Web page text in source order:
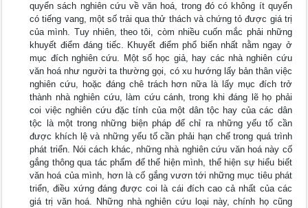
quyển sách nghiên cứu về văn hoá, trong đó có không ít quyển
có tiếng vang, một số trải qua thử thách và chứng tỏ được giá trị
của mình. Tuy nhiên, theo tôi, còm nhiều cuốn mắc phải những
khuyết điểm đáng tiếc. Khuyết điểm phổ biến nhất nằm ngay ở
mục đích nghiên cứu. Một số học giả, hay các nhà nghiên cứu
văn hoá như người ta thường gọi, có xu hướng lấy bản thân việc
nghiên cứu, hoặc đáng chê trách hơn nữa là lấy mục đích trở
thành nhà nghiên cứu, làm cứu cánh, trong khi đáng lẽ họ phải
coi việc nghiên cứu đặc tính của một dân tộc hay của các dân
tộc là một trong những biện pháp để chỉ ra những yếu tố cần
được khích lệ và những yếu tố cần phải hạn chế trong quá trình
phát triển. Nói cách khác, những nhà nghiên cứu văn hoá này cố
gắng thông qua tác phẩm để thể hiện mình, thể hiện sự hiểu biết
văn hoá của mình, hơn là cố gắng vươn tới những mục tiêu phát
triển, điều xứng đáng được coi là cái đích cao cả nhất của các
giá trị văn hoá. Những nhà nghiên cứu loại này, chính họ cũng